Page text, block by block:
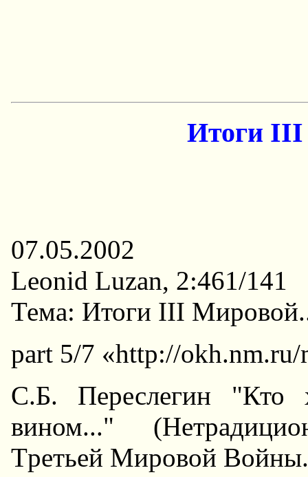
Итоги III
07.05.2002
Leonid Luzan, 2:461/141
Тема: Итоги III
part 5/7 «http://
С.Б. Пеpеслегин "Кто
вином..."
Тpетьей Миpовой